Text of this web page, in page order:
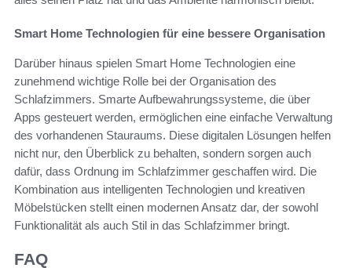
Smart Home Technologien für eine bessere Organisation
Darüber hinaus spielen Smart Home Technologien eine
zunehmend wichtige Rolle bei der Organisation des
Schlafzimmers. Smarte Aufbewahrungssysteme, die über
Apps gesteuert werden, ermöglichen eine einfache Verwaltung
des vorhandenen Stauraums. Diese digitalen Lösungen helfen
nicht nur, den Überblick zu behalten, sondern sorgen auch
dafür, dass Ordnung im Schlafzimmer geschaffen wird. Die
Kombination aus intelligenten Technologien und kreativen
Möbelstücken stellt einen modernen Ansatz dar, der sowohl
Funktionalität als auch Stil in das Schlafzimmer bringt.
FAQ